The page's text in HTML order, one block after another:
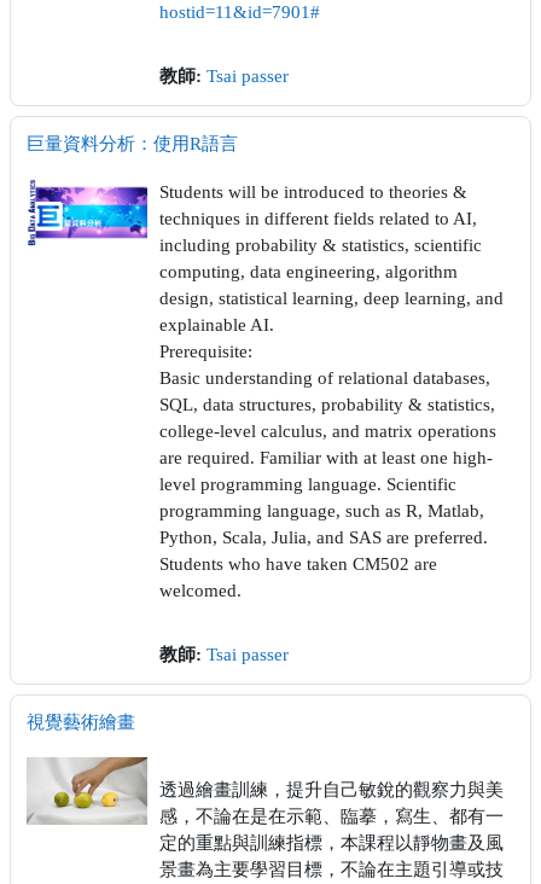
hostid=11&id=7901#
教師: Tsai passer
巨量資料分析：使用R語言
Students will be introduced to theories &
techniques in different fields related to AI,
including probability & statistics, scientific
computing, data engineering, algorithm
design, statistical learning, deep learning, and
explainable AI.
Prerequisite:
Basic understanding of relational databases,
SQL, data structures, probability & statistics,
college-level calculus, and matrix operations
are required. Familiar with at least one high-
level programming language. Scientific
programming language, such as R, Matlab,
Python, Scala, Julia, and SAS are preferred.
Students who have taken CM502 are
welcomed.
教師: Tsai passer
視覺藝術繪畫
透過繪畫訓練，提升自己敏銳的觀察力與美
感，不論在是在示範、臨摹，寫生、都有一
定的重點與訓練指標，本課程以靜物畫及風
景畫為主要學習目標，不論在主題引導或技